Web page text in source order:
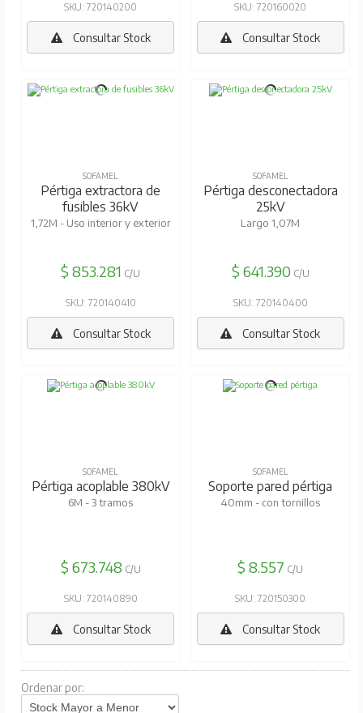
SKU: 720140200
Consultar Stock
SKU: 720160020
Consultar Stock
SOFAMEL
Pértiga extractora de
fusibles 36kV
1,72M - Uso interior y exterior
$ 853.281 C/U
SKU: 720140410
Consultar Stock
SOFAMEL
Pértiga desconectadora
25kV
Largo 1,07M
$ 641.390C/U
SKU: 720140400
Consultar Stock
SOFAMEL
Pértiga acoplable 380kV
6M - 3 tramos
$ 673.748 C/U
SKU: 720140890
Consultar Stock
SOFAMEL
Soporte pared pértiga
40mm - con tornillos
$ 8.557 C/U
SKU: 720150300
Consultar Stock
Ordenar por: